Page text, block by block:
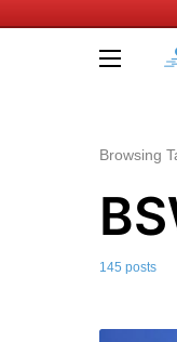
Browsing
145 posts